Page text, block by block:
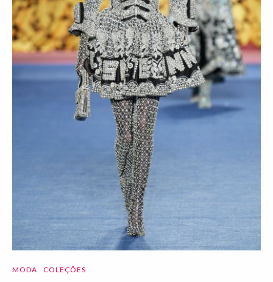
MODA COLEÇÕES